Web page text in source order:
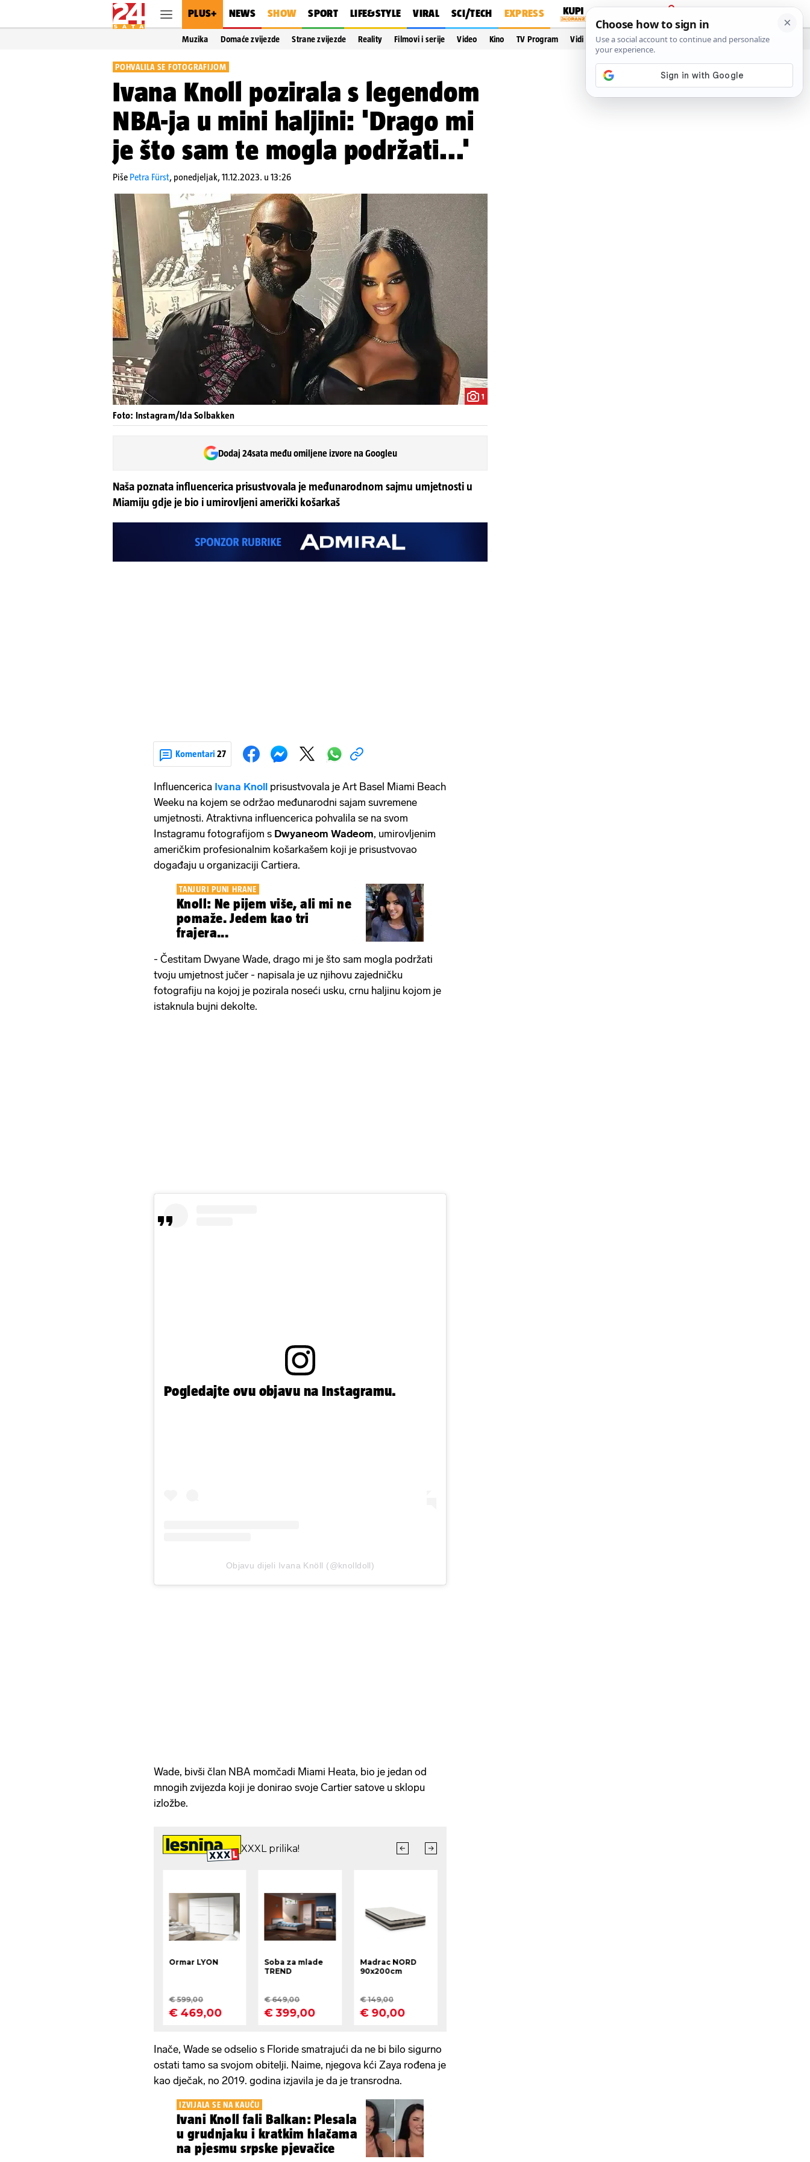
PLUS+ NEWS SHOW SPORT LIFE&STYLE VIRAL SCI/TECH EXPRESS
PRIJAVA
Muzika Domaće zvijezde Strane zvijezde Reality Filmovi i serije Video Kino TV Program Vidi još…
POHVALILA SE FOTOGRAFIJOM
Ivana Knoll pozirala s legendom
NBA-ja u mini haljini: 'Drago mi
je što sam te mogla podržati...'
Piše Petra Fürst, ponedjeljak, 11.12.2023. u 13:26
1
Foto: Instagram/Ida Solbakken
Dodaj 24sata među omiljene izvore na Googleu
Naša poznata influencerica prisustvovala je međunarodnom sajmu umjetnosti u
Miamiju gdje je bio i umirovljeni američki košarkaš
Komentari 27
Influencerica Ivana Knoll prisustvovala je Art Basel Miami Beach
Weeku na kojem se održao međunarodni sajam suvremene
umjetnosti. Atraktivna influencerica pohvalila se na svom
Instagramu fotografijom s Dwyaneom Wadeom, umirovljenim
američkim profesionalnim košarkašem koji je prisustvovao
događaju u organizaciji Cartiera.
TANJURI PUNI HRANE
Knoll: Ne pijem više, ali mi ne
pomaže. Jedem kao tri
frajera...
- Čestitam Dwyane Wade, drago mi je što sam mogla podržati
tvoju umjetnost jučer - napisala je uz njihovu zajedničku
fotografiju na kojoj je pozirala noseći usku, crnu haljinu kojom je
istaknula bujni dekolte.
Pogledajte ovu objavu na Instagramu.
Objavu dijeli Ivana Knöll (@knolldoll)
Wade, bivši član NBA momčadi Miami Heata, bio je jedan od
mnogih zvijezda koji je donirao svoje Cartier satove u sklopu
izložbe.
Inače, Wade se odselio s Floride smatrajući da ne bi bilo sigurno
ostati tamo sa svojom obitelji. Naime, njegova kći Zaya rođena je
kao dječak, no 2019. godina izjavila je da je transrodna.
IZVIJALA SE NA KAUČU
Ivani Knoll fali Balkan: Plesala
u grudnjaku i kratkim hlačama
na pjesmu srpske pjevačice